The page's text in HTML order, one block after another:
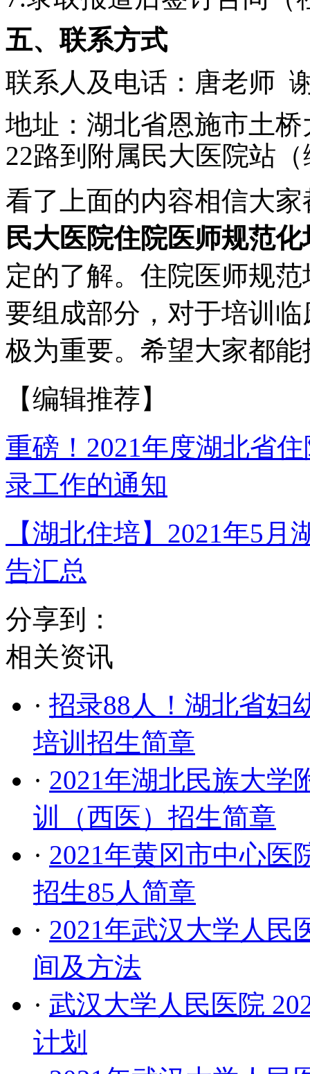
五、联系方式
联系人及电话： 唐老师
地址： 湖北省恩施市土
22路到附属民大医院站（
看了上面的内容相信大家
民大医院住院医师规范
定的了解。住院医师规
要组成部分，对于培训
极为重要。希望大家都
【编辑推荐】
重磅！2021年度湖北省
录工作的通知
【湖北住培】2021年5
告汇总
分享到：
相关资讯
· 招录88人！湖北省妇
培训招生简章
· 2021年湖北民族大学
训（西医）招生简章
· 2021年黄冈市中心医
招生85人简章
· 2021年武汉大学人民
间及方法
· 武汉大学人民医院
计划